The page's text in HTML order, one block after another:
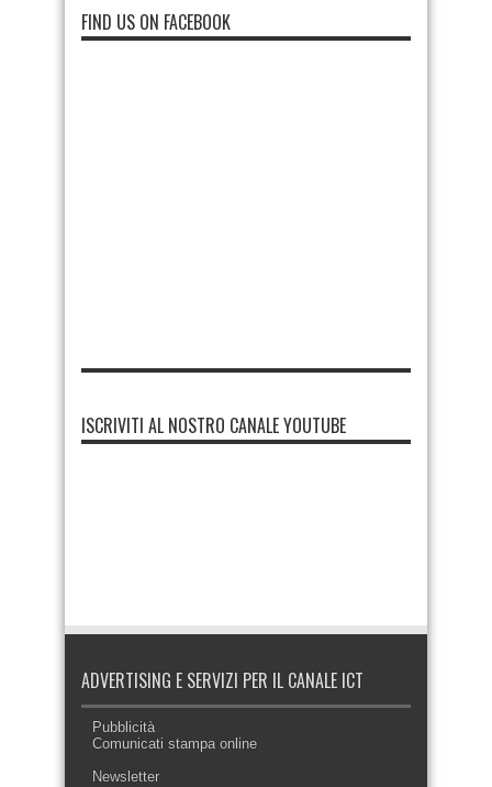
FIND US ON FACEBOOK
ISCRIVITI AL NOSTRO CANALE YOUTUBE
ADVERTISING E SERVIZI PER IL CANALE ICT
Pubblicità
Comunicati stampa online
Newsletter